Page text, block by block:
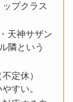
プクラス
天神サザン
隣という
定休）
すい。